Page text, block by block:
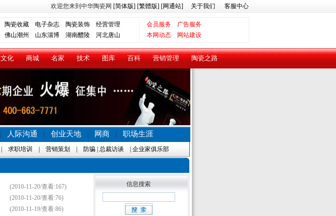
欢迎您来到中华陶瓷网 [简体版] [繁體版] [网通站] 关于我们 客服中心
陶瓷收藏 电子杂志 陶瓷装饰 经营管理 会员服务
广告服务
佛山潮州 山东淄博 湖南醴陵 河北唐山 本网动态 网站建设
文化 商城 名家 技术 图库 百科 营销管理 陶瓷之路
人际沟通 创业天地 网商 职场生涯
求职培训 营销策划 防骗 总裁访谈 企业家俱乐部
(2010-11-20/查看:167)
(2010-11-20/查看:76)
(2010-11-19/查看:86)
信息搜索